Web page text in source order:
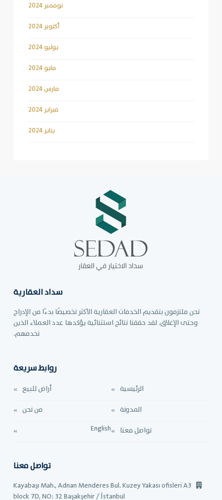
نوفمبر 2024
أكتوبر 2024
يوليو 2024
مايو 2024
مارس 2024
فبراير 2024
يناير 2024
سداد العقارية
نحن ملتزمون بتقديم الخدمات العقارية الأكثر تخصيصًا بدءًا من الإدراج
وحتى الإغلاق. لقد حققنا نتائج استثنائية يؤكدها عدد العملاء الذين
نخدمهم.
روابط سريعة
الرئيسية
أراض للبيع
المدونة
من نحن
تواصل معنا
English
تواصل معنا
Kayabaşı Mah., Adnan Menderes Bul. Kuzey Yakası ofisleri A3
block 7D, NO: 32 Başakşehir / İstanbul